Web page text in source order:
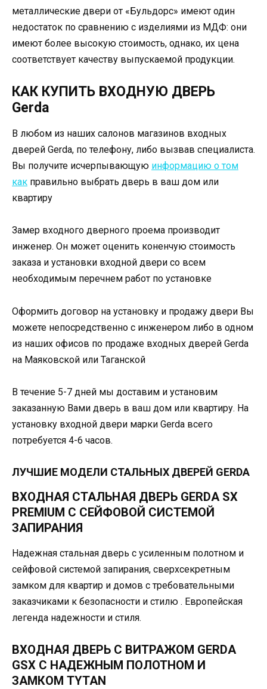
металлические двери от «Бульдорс» имеют один
недостаток по сравнению с изделиями из МДФ: они
имеют более высокую стоимость, однако, их цена
соответствует качеству выпускаемой продукции.
КАК КУПИТЬ ВХОДНУЮ ДВЕРЬ
Gerda
В любом из наших салонов магазинов входных
дверей Gerda, по телефону, либо вызвав специалиста.
Вы получите исчерпывающую информацию о том
как правильно выбрать дверь в ваш дом или
квартиру
Замер входного дверного проема производит
инженер. Он может оценить коненчую стоимость
заказа и установки входной двери со всем
необходимым перечнем работ по установке
Оформить договор на установку и продажу двери Вы
можете непосредственно с инженером либо в одном
из наших офисов по продаже входных дверей Gerda
на Маяковской или Таганской
В течение 5-7 дней мы доставим и установим
заказанную Вами дверь в ваш дом или квартиру. На
установку входной двери марки Gerda всего
потребуется 4-6 часов.
ЛУЧШИЕ МОДЕЛИ СТАЛЬНЫХ ДВЕРЕЙ GERDA
ВХОДНАЯ СТАЛЬНАЯ ДВЕРЬ GERDA SX
PREMIUM С СЕЙФОВОЙ СИСТЕМОЙ
ЗАПИРАНИЯ
Надежная стальная дверь с усиленным полотном и
сейфовой системой запирания, сверхсекретным
замком для квартир и домов с требовательными
заказчиками к безопасности и стилю . Европейская
легенда надежности и стиля.
ВХОДНАЯ ДВЕРЬ С ВИТРАЖОМ GERDA
GSX C НАДЕЖНЫМ ПОЛОТНОМ И
ЗАМКОМ TYTAN